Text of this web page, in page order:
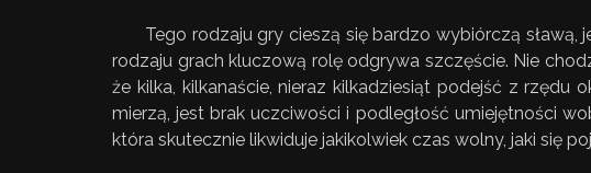
Tego rodzaju gry cieszą się bardzo wybiórczą
rodzaju grach kluczową rolę odgrywa szczęście. Nie
że kilka, kilkanaście, nieraz kilkadziesiąt podejść z rzędu
mierzą, jest brak uczciwości i podległość umiejętności
która skutecznie likwiduje jakikolwiek czas wolny, jaki się